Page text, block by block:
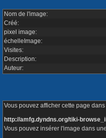
Nom de l'image:
Créé:
pixel image:
échelleImage:
Visites:
Description:
Auteur:
Vous pouvez afficher cette page
http://amfg.dyndns.org/tiki-
Vous pouvez insérer l'image dans